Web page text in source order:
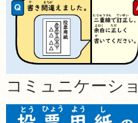
コミュニケーシ